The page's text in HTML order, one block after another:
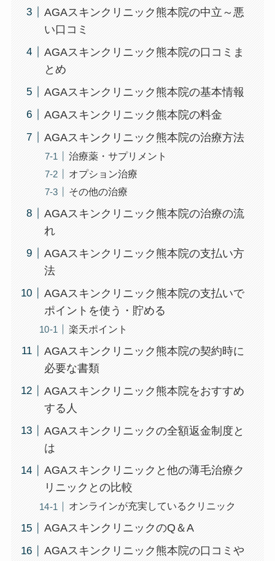
AGAスキンクリニック熊本院の中立～悪
い口コミ
AGAスキンクリニック熊本院の口コミま
とめ
AGAスキンクリニック熊本院の基本情報
AGAスキンクリニック熊本院の料金
AGAスキンクリニック熊本院の治療方法
治療薬・サプリメント
オプション治療
その他の治療
AGAスキンクリニック熊本院の治療の流
れ
AGAスキンクリニック熊本院の支払い方
法
AGAスキンクリニック熊本院の支払いで
ポイントを使う・貯める
楽天ポイント
AGAスキンクリニック熊本院の契約時に
必要な書類
AGAスキンクリニック熊本院をおすすめ
する人
AGAスキンクリニックの全額返金制度と
は
AGAスキンクリニックと他の薄毛治療ク
リニックとの比較
オンラインが充実しているクリニック
AGAスキンクリニックのQ＆A
AGAスキンクリニック熊本院の口コミや